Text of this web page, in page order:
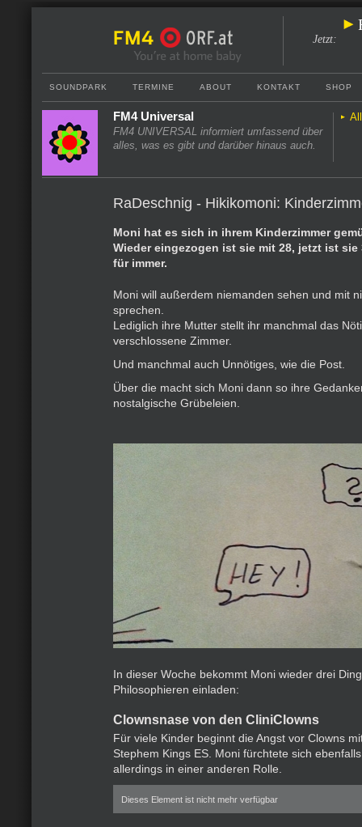
Jetzt:
SOUNDPARK TERMINE ABOUT KONTAKT SHOP
FM4 Universal
FM4 UNIVERSAL informiert umfassend über
alles, was es gibt und darüber hinaus auch.
RaDeschnig - Hikikomoni:
Moni hat es sich in ihrem Kinderzimmer
Wieder eingezogen ist sie mit 28, jetzt ist
für immer.
Moni will außerdem niemanden sehen und mit
sprechen.
Lediglich ihre Mutter stellt ihr manchmal das
verschlossene Zimmer.
Und manchmal auch Unnötiges, wie die Post.
Über die macht sich Moni dann so ihre
nostalgische Grübeleien.
In dieser Woche bekommt Moni wieder drei
Philosophieren einladen:
Clownsnase von den CliniClowns
Für viele Kinder beginnt die Angst vor Clowns
Stephem Kings ES. Moni fürchtete sich
allerdings in einer anderen Rolle.
Dieses Element ist nicht mehr verfügbar